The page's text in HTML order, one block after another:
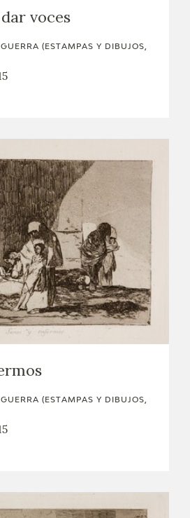
voces
(ESTAMPAS Y DIBUJOS,
(ESTAMPAS Y DIBUJOS,